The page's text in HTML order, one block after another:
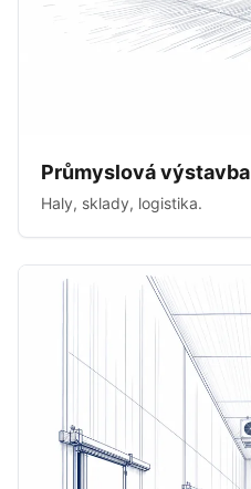
Průmyslová výstavba
Haly, sklady, logistika.